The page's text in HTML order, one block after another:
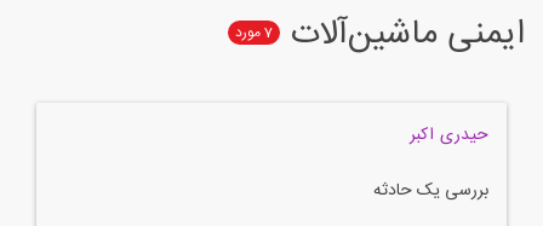
ایمنی ماشین‌آلات مورد
حیدری اکبر
بررسی یک حادثه